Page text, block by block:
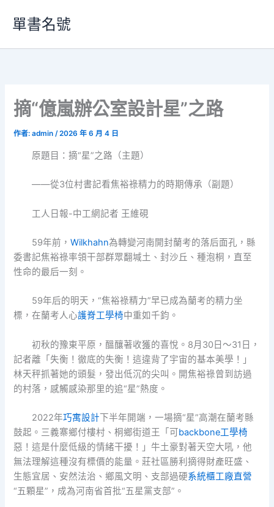
要
單書名號
摘“億嵐辦公室設計星”之路
作者:admin/2026 年 6 月 4 日
原題目：摘“星”之路（主題）
——從3位村書記看焦裕祿精力的時期傳承（副題）
工人日報-中工網記者 王維硯
59年前， Wilkhahn為轉變河南開封蘭考的落后面孔，縣
委書記焦裕祿率領干部群眾翻堿土、封沙丘、種泡桐，直至
性命的最后一刻。
59年后的明天，“焦裕祿精力”早已成為蘭考的精力坐
標，在蘭考人心護脊工學椅中重如千鈞。
初秋的豫東平原，醞釀著收獲的喜悅。8月30日～31日，
記者離「失衡！徹底的失衡！這違背了宇宙的基本美學！」
林天秤抓著她的頭髮，發出低沉的尖叫。開焦裕祿曾到訪過
的村落，感觸感染那里的追“星”熱度。
2022年巧寓設計下半年開端，一場摘“星”高潮在蘭考縣
鼓起。三義寨鄉付樓村、桐鄉街道王「可backbone工學椅
惡！這是什麼低級的情緒干擾！」牛土豪對著天空大吼，他
無法理解這種沒有標價的能量。莊社區勝利摘得財產旺盛、
生態宜居、安然法治、鄉風文明、支部過硬系統櫃工廠直營
“五顆星”，成為河南省首批“五星黨支部”。